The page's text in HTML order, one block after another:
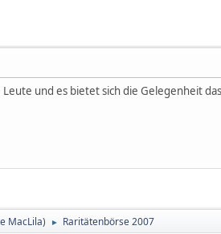
und es bietet sich die Gelegenheit
MacLila) ► Raritätenbörse 2007